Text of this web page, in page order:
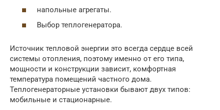
напольные агрегаты.
Выбор теплогенератора.
Источник тепловой энергии это всегда сердце всей
системы отопления, поэтому именно от его типа,
мощности и конструкции зависит, комфортная
температура помещений частного дома.
Теплогенераторные установки бывают двух типов:
мобильные и стационарные.